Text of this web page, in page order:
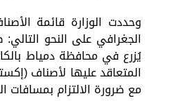
وحددت الوزارة قائمة
يُزرع في محافظة دمياط
مع ضرورة الالتزام بمسافات